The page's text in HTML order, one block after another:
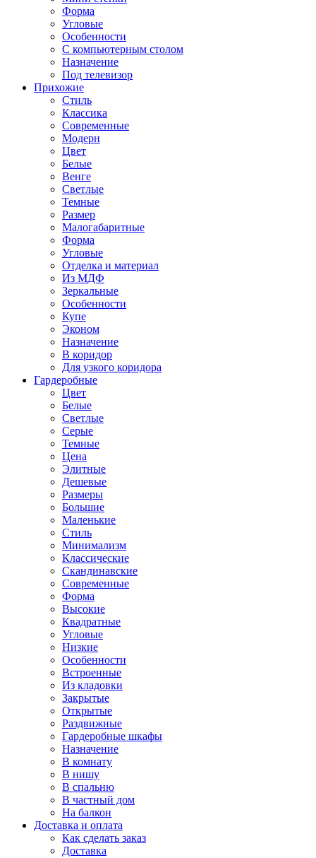
Форма
Угловые
Особенности
С компьютерным столом
Назначение
Под телевизор
Прихожие
Стиль
Классика
Современные
Модерн
Цвет
Белые
Венге
Светлые
Темные
Размер
Малогабаритные
Форма
Угловые
Отделка и материал
Из МДФ
Зеркальные
Особенности
Купе
Эконом
Назначение
В коридор
Для узкого коридора
Гардеробные
Цвет
Белые
Светлые
Серые
Темные
Цена
Элитные
Дешевые
Размеры
Большие
Маленькие
Стиль
Минимализм
Классические
Скандинавские
Современные
Форма
Высокие
Квадратные
Угловые
Низкие
Особенности
Встроенные
Из кладовки
Закрытые
Открытые
Раздвижные
Гардеробные шкафы
Назначение
В комнату
В нишу
В спальню
В частный дом
На балкон
Доставка и оплата
Как сделать заказ
Доставка